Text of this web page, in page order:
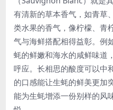
有清新的草本香气，如青草
类水果的香气，像柠檬、青
气与海鲜搭配相得益彰。例
蚝的鲜嫩和海水的咸鲜味道
呼应。长相思的酸度可以中
的口感能让生蚝的鲜美更加
能为生蚝增添一份别样的风